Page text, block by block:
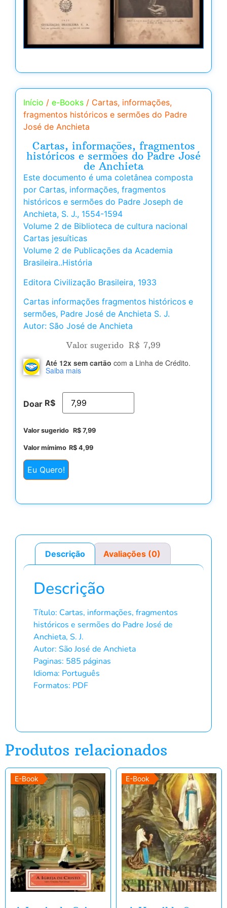
Início / e-Books / Cartas, informações,
fragmentos históricos e sermões do Padre
José de Anchieta
Cartas, informações, fragmentos
históricos e sermões do Padre José
de Anchieta
Este documento é uma coletânea composta
por Cartas, informações, fragmentos
históricos e sermões do Padre Joseph de
Anchieta, S. J., 1554-1594
Volume 2 de Biblioteca de cultura nacional
Cartas jesuíticas
Volume 2 de Publicações da Academia
Brasileira..História
Editora Civilização Brasileira, 1933
Cartas informações fragmentos históricos e
sermões, Padre José de Anchieta S. J.
Autor: São José de Anchieta
Valor sugerido R$ 7,99
Até 12x sem cartão com a Linha de Crédito.
Saiba mais
Doar R$
Valor sugerido R$ 7,99
Valor mímimo R$ 4,99
Eu Quero!
Descrição Avaliações (0)
Descrição
Título: Cartas, informações, fragmentos
históricos e sermões do Padre José de
Anchieta, S. J.
Autor: São José de Anchieta
Paginas: 585 páginas
Idioma: Português
Formatos: PDF
Produtos relacionados
E-Book E-Book